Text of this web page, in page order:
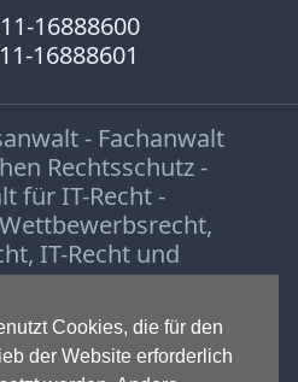
Cookies, die für den
der Website erforderlich
16888600
16888601
- Fachanwalt
Rechtsschutz -
für IT-Recht -
Wettbewerbsrecht,
, IT-Recht und
,E-Commerce,
Medienrecht &
und
-Abmahnungund